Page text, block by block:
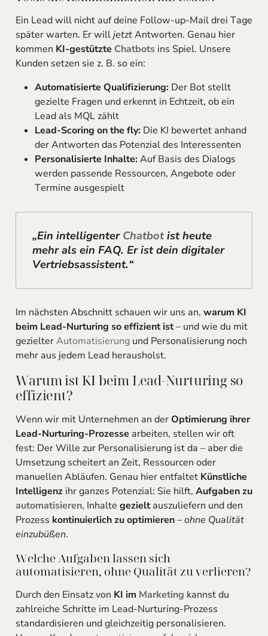
Ein Lead will nicht auf deine Follow-up-Mail drei Tage
später warten. Er willjetztAntworten. Genau hier
kommen KI-gestützte Chatbotsins Spiel. Unsere
Kunden setzen sie z. B. so ein:
Automatisierte Qualifizierung:Der Bot stellt
gezielte Fragen und erkennt in Echtzeit, ob ein
Lead als MQL zählt
Lead-Scoring on the fly:Die KI bewertet anhand
der Antworten das Potenzial des Interessenten
Personalisierte Inhalte:Auf Basis des Dialogs
werden passende Ressourcen, Angebote oder
Termine ausgespielt
„Ein intelligenter Chatbotist heute
mehr als ein FAQ. Er ist dein digitaler
Vertriebsassistent.“
Im nächsten Abschnitt schauen wir uns an, warum KI
beim Lead-Nurturing so effizient ist– und wie du mit
gezielterAutomatisierungund Personalisierung noch
mehr aus jedem Lead herausholst.
Warum ist KI beim Lead-Nurturing so
effizient?
Wenn wir mit Unternehmen an der Optimierung ihrer
Lead-Nurturing-Prozessearbeiten, stellen wir oft
fest: Der Wille zur Personalisierung ist da – aber die
Umsetzung scheitert an Zeit, Ressourcen oder
manuellen Abläufen. Genau hier entfaltet Künstliche
Intelligenzihr ganzes Potenzial: Sie hilft, Aufgaben zu
automatisieren, Inhalte gezieltauszuliefern und den
Prozess kontinuierlich zu optimieren–ohne Qualität
einzubüßen.
Welche Aufgaben lassen sich
automatisieren, ohne Qualität zu verlieren?
Durch den Einsatz von KI im Marketing kannst du
zahlreiche Schritte im Lead-Nurturing-Prozess
standardisieren und gleichzeitig personalisieren.